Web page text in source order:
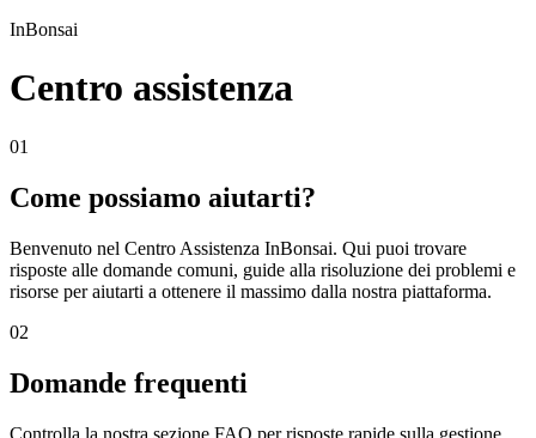
InBonsai
Centro assistenza
01
Come possiamo aiutarti?
Benvenuto nel Centro Assistenza InBonsai. Qui puoi trovare
risposte alle domande comuni, guide alla risoluzione dei problemi e
risorse per aiutarti a ottenere il massimo dalla nostra piattaforma.
02
Domande frequenti
Controlla la nostra sezione FAQ per risposte rapide sulla gestione